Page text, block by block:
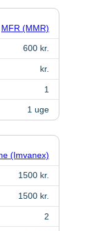
MFR (MMR)
600 kr.
kr.
1
1 uge
(Imvanex)
1500 kr.
1500 kr.
2